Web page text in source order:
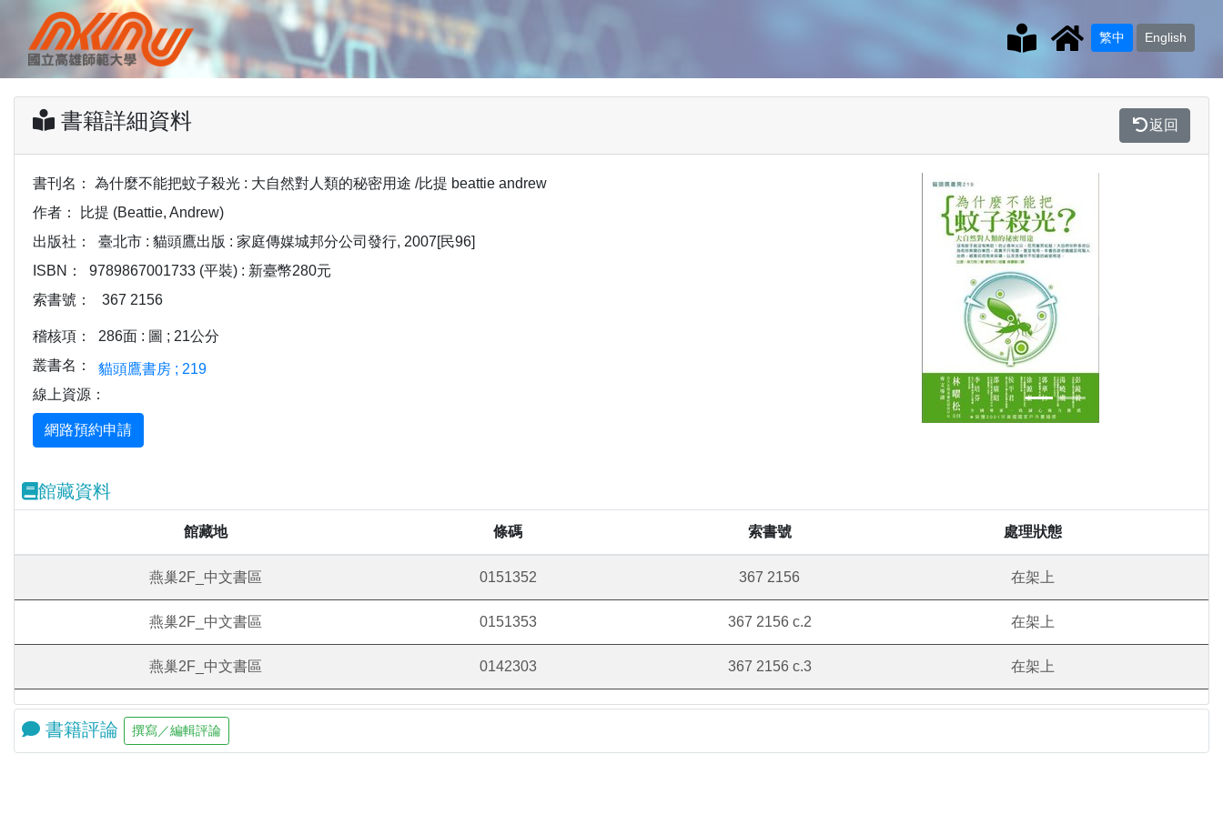
繁中 English
書籍詳細資料 返回
書刊名：
為什麼不能把蚊子殺光 : 大自然對人類的秘密用途 /比提 beattie andrew
作者：
比提 (Beattie, Andrew)
出版社：
臺北市 : 貓頭鷹出版 : 家庭傳媒城邦分公司發行, 2007[民96]
ISBN：
9789867001733 (平裝) : 新臺幣280元
索書號：
367 2156
稽核項：
286面 : 圖 ; 21公分
叢書名：
貓頭鷹書房 ; 219
線上資源：
Previous
館藏資料
館藏地 條碼 索書號 處理狀態
燕巢2F_中文書區 0151352 367 2156 在架上
燕巢2F_中文書區 0151353 367 2156 c.2 在架上
燕巢2F_中文書區 0142303 367 2156 c.3 在架上
書籍評論